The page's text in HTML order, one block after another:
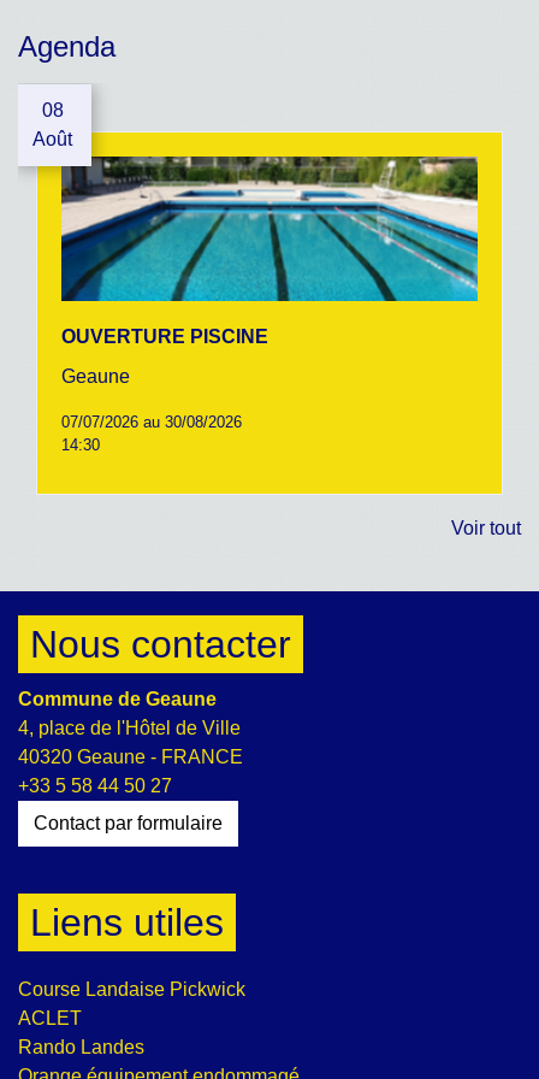
Agenda
08
Août
OUVERTURE PISCINE
Geaune
07/07/2026 au 30/08/2026
14:30
Voir tout
Nous contacter
Commune de Geaune
4, place de l'Hôtel de Ville
40320 Geaune - FRANCE
+33 5 58 44 50 27
Contact par formulaire
Liens utiles
Course Landaise Pickwick
ACLET
Rando Landes